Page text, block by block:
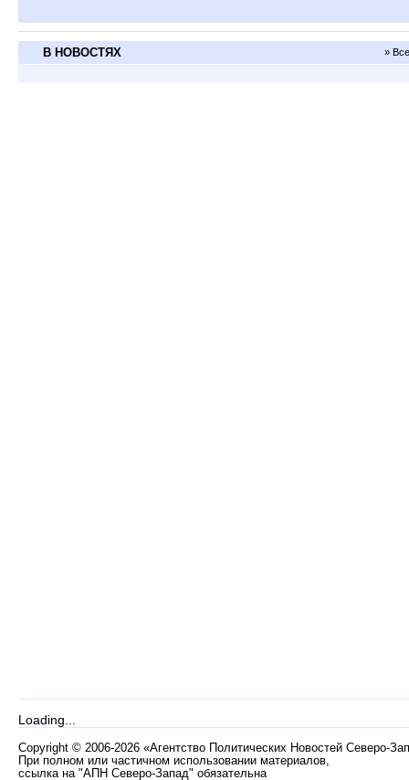
В НОВОСТЯХ »
Loading...
Copyright © 2006-2026 «Агентство Политических Новостей Северо-
При полном или частичном использовании материалов,
ссылка на "АПН Северо-Запад" обязательна